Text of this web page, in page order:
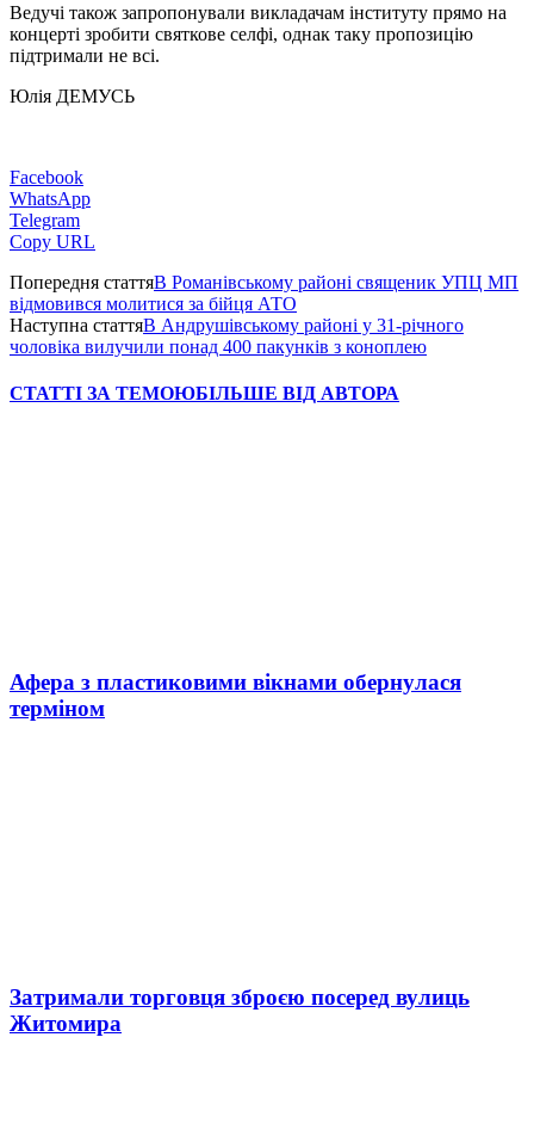
Ведучі також запропонували викладачам інституту прямо на
концерті зробити святкове селфі, однак таку пропозицію
підтримали не всі.
Юлія ДЕМУСЬ
Facebook
WhatsApp
Telegram
Copy URL
Попередня статтяВ Романівському районі священик УПЦ МП
відмовився молитися за бійця АТО
Наступна статтяВ Андрушівському районі у 31-річного
чоловіка вилучили понад 400 пакунків з коноплею
СТАТТІ ЗА ТЕМОЮБІЛЬШЕ ВІД АВТОРА
Афера з пластиковими вікнами обернулася
терміном
Затримали торговця зброєю посеред вулиць
Житомира